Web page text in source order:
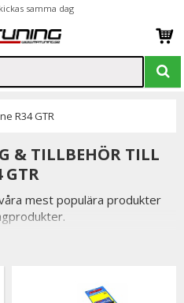
samma dag
R34 GTR
& TILLBEHÖR TILL
GTR
mest populära produkter
eller inte hittar i vårt